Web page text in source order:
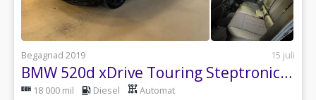
Begagnad 2019 15 juli
BMW 520d xDrive Touring Steptronic Sport line Euro 6 Navi V-Hjul
18 000 mil Diesel Automat